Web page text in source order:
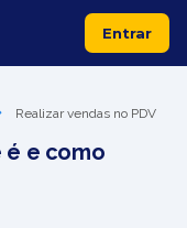
Entrar
Realizar vendas no PDV
é e como